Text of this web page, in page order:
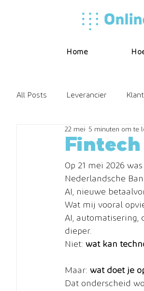
Home
All Posts Leverancier Klant
Online betalen
22 mei 5 minuten om te
Op 21 mei 2026
Nederlandsche
AI, nieuwe
Wat mij vooral
AI, automatisering,
dieper.
Niet: wat kan
Maar: wat doet je
Dat onderscheid